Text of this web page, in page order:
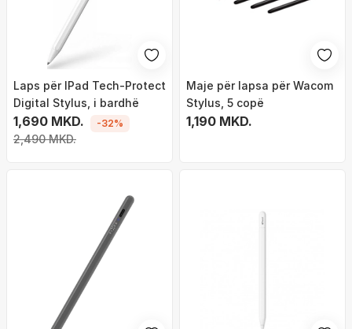
Laps për IPad Tech-Protect
Digital Stylus, i bardhë
1,690 MKD.
2,490 MKD.
-32%
Maje për lapsa për Wacom
Stylus, 5 copë
1,190 MKD.